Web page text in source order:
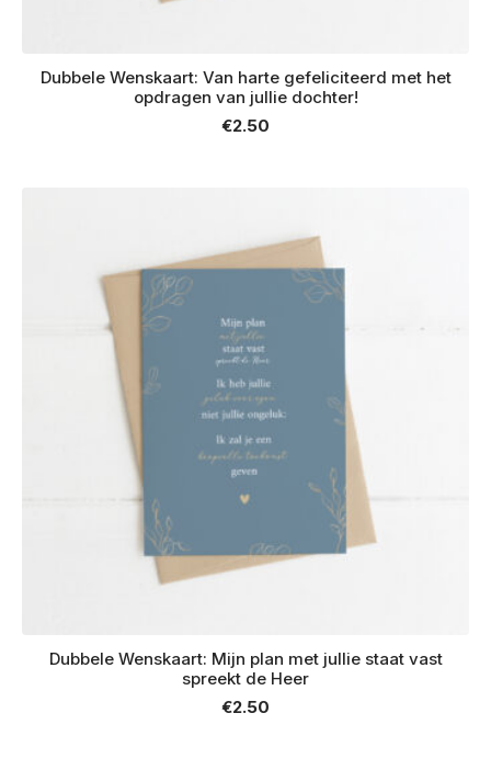
Dubbele Wenskaart: Van harte gefeliciteerd met het
opdragen van jullie dochter!
€2.50
Dubbele Wenskaart: Mijn plan met jullie staat vast
spreekt de Heer
€2.50